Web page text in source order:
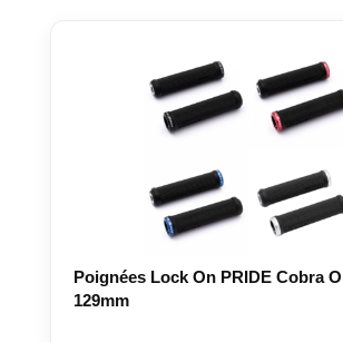
Poignées Lock On PRIDE Cobra
129mm